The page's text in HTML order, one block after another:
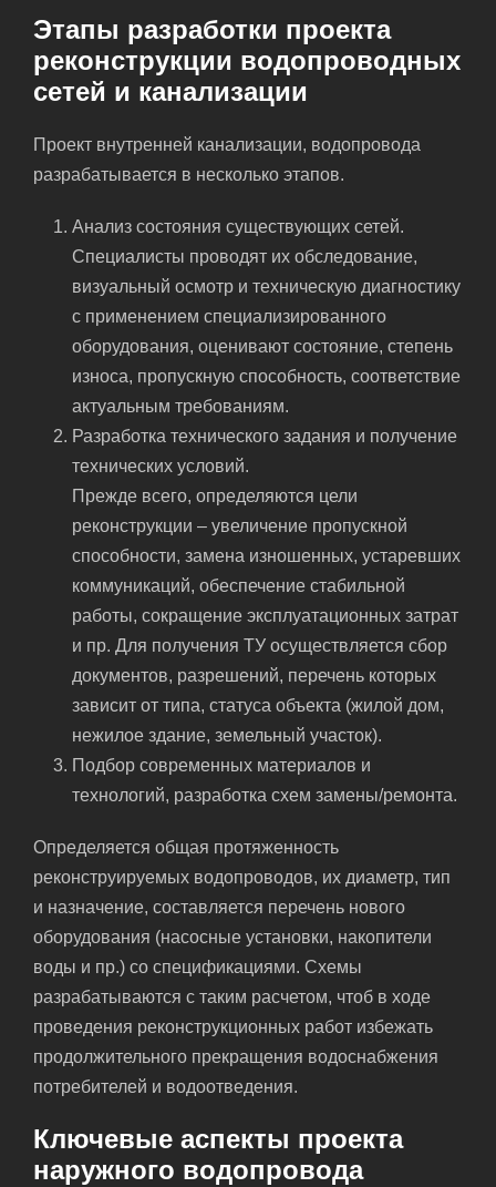
Этапы разработки проекта
реконструкции водопроводных
сетей и канализации
Проект внутренней канализации, водопровода
разрабатывается в несколько этапов.
Анализ состояния существующих сетей.
Специалисты проводят их обследование,
визуальный осмотр и техническую диагностику
с применением специализированного
оборудования, оценивают состояние, степень
износа, пропускную способность, соответствие
актуальным требованиям.
Разработка технического задания и получение
технических условий.
Прежде всего, определяются цели
реконструкции – увеличение пропускной
способности, замена изношенных, устаревших
коммуникаций, обеспечение стабильной
работы, сокращение эксплуатационных затрат
и пр. Для получения ТУ осуществляется сбор
документов, разрешений, перечень которых
зависит от типа, статуса объекта (жилой дом,
нежилое здание, земельный участок).
Подбор современных материалов и
технологий, разработка схем замены/ремонта.
Определяется общая протяженность
реконструируемых водопроводов, их диаметр, тип
и назначение, составляется перечень нового
оборудования (насосные установки, накопители
воды и пр.) со спецификациями. Схемы
разрабатываются с таким расчетом, чтоб в ходе
проведения реконструкционных работ избежать
продолжительного прекращения водоснабжения
потребителей и водоотведения.
Ключевые аспекты проекта
наружного водопровода